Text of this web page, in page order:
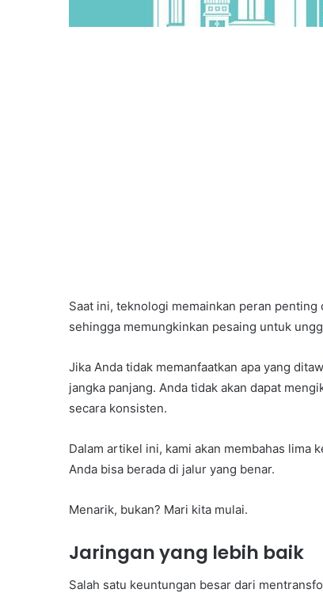
Saat ini, teknologi memainkan peran
sehingga memungkinkan pesaing untuk
Jika Anda tidak memanfaatkan apa yang
jangka panjang. Anda tidak akan dapat
secara konsisten.
Dalam artikel ini, kami akan membahas lima
Anda bisa berada di jalur yang benar.
Menarik, bukan? Mari kita mulai.
Jaringan yang lebih baik
Salah satu keuntungan besar dari